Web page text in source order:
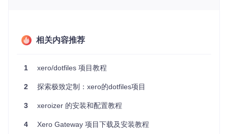
这些依赖包括 Git、Bash 等工具。你可以通过以下命令来安装
sudo apt-get install git
# 安装 Bash
2.3 配置和使用
相关内容推荐
1 xero/dotfiles 项目教程
2 探索极致定制：xero的dotfiles项目
3 xeroizer 的安装和配置教程
4 Xero Gateway 项目下载及安装教程